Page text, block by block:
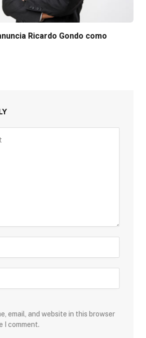
Ricardo Gondo como
email, and website in this browser
I comment.